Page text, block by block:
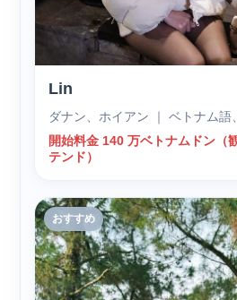
Lin
ダナン、ホイアン ｜ ベトナム語
開始料金 140 万ベトナムドン（
テンド）
おすすめ